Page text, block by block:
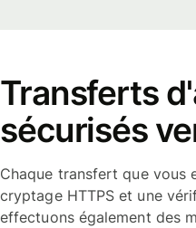
Transferts
sécurisés
Chaque transfert que vous
cryptage HTTPS et une
effectuons également des